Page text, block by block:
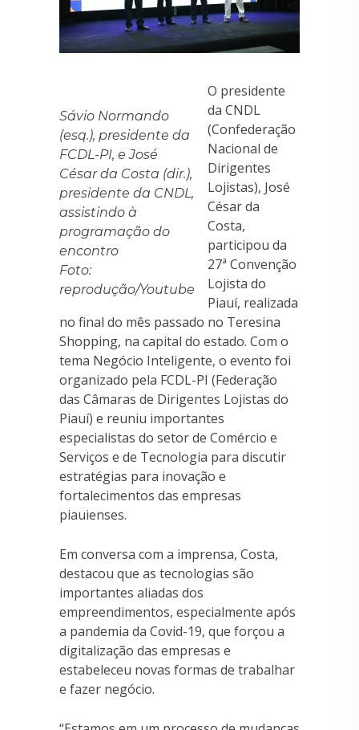
Sávio Normando
(esq.), presidente da
FCDL-PI, e José
César da Costa (dir.),
presidente da CNDL,
assistindo à
programação do
encontro
Foto:
reprodução/Youtube
O presidente
da CNDL
(Confederação
Nacional de
Dirigentes
Lojistas), José
César da
Costa,
participou da
27ª Convenção
Lojista do
Piauí, realizada
no final do mês passado no Teresina
Shopping, na capital do estado. Com o
tema Negócio Inteligente, o evento foi
organizado pela FCDL-PI (Federação
das Câmaras de Dirigentes Lojistas do
Piauí) e reuniu importantes
especialistas do setor de Comércio e
Serviços e de Tecnologia para discutir
estratégias para inovação e
fortalecimentos das empresas
piauienses.
Em conversa com a imprensa, Costa,
destacou que as tecnologias são
importantes aliadas dos
empreendimentos, especialmente após
a pandemia da Covid-19, que forçou a
digitalização das empresas e
estabeleceu novas formas de trabalhar
e fazer negócio.